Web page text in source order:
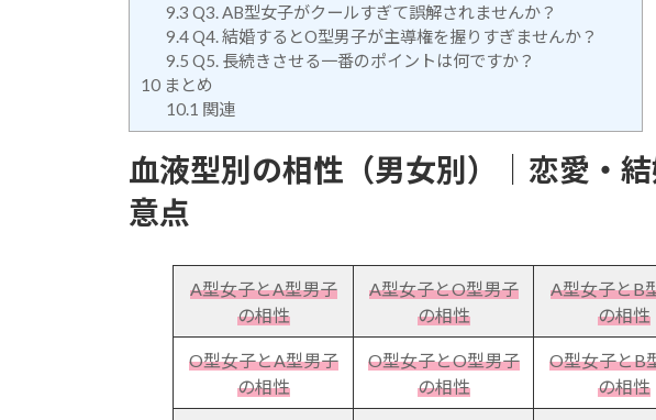
9.3 Q3. AB型女子がクールすぎて誤解されませんか？
9.4Q4. 結婚するとO型男子が主導権を握りすぎませんか？
9.5 Q5. 長続きさせる一番のポイントは何ですか？
10 まとめ
10.1 関連
血液型別の相性（男女別）｜恋愛・
意点
A型女子とA型男子
の相性
A型女子とO型男子
の相性
A型女子とB
の相性
O型女子とA型男子
の相性
O型女子とO型男子
の相性
O型女子とB
の相性